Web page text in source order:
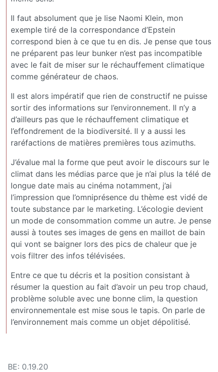
Il faut absolument que je lise Naomi Klein, mon
exemple tiré de la correspondance d’Epstein
correspond bien à ce que tu en dis. Je pense que tous
ne préparent pas leur bunker n’est pas incompatible
avec le fait de miser sur le réchauffement climatique
comme générateur de chaos.
Il est alors impératif que rien de constructif ne puisse
sortir des informations sur l’environnement. Il n’y a
d’ailleurs pas que le réchauffement climatique et
l’effondrement de la biodiversité. ll y a aussi les
raréfactions de matières premières tous azimuths.
J’évalue mal la forme que peut avoir le discours sur le
climat dans les médias parce que je n’ai plus la télé de
longue date mais au cinéma notamment, j’ai
l’impression que l’omniprésence du thème est vidé de
toute substance par le marketing. L’écologie devient
un mode de consommation comme un autre. Je pense
aussi à toutes ses images de gens en maillot de bain
qui vont se baigner lors des pics de chaleur que je
vois filtrer des infos télévisées.
Entre ce que tu décris et la position consistant à
résumer la question au fait d’avoir un peu trop chaud,
problème soluble avec une bonne clim, la question
environnementale est mise sous le tapis. On parle de
l’environnement mais comme un objet dépolitisé.
BE: 0.19.20